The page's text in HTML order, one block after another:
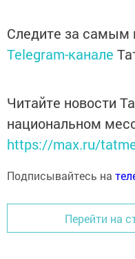
Следите за
Telegram-канале
Читайте новости
национальном
https://max.ru/
Подписывайтесь на
Перейти на